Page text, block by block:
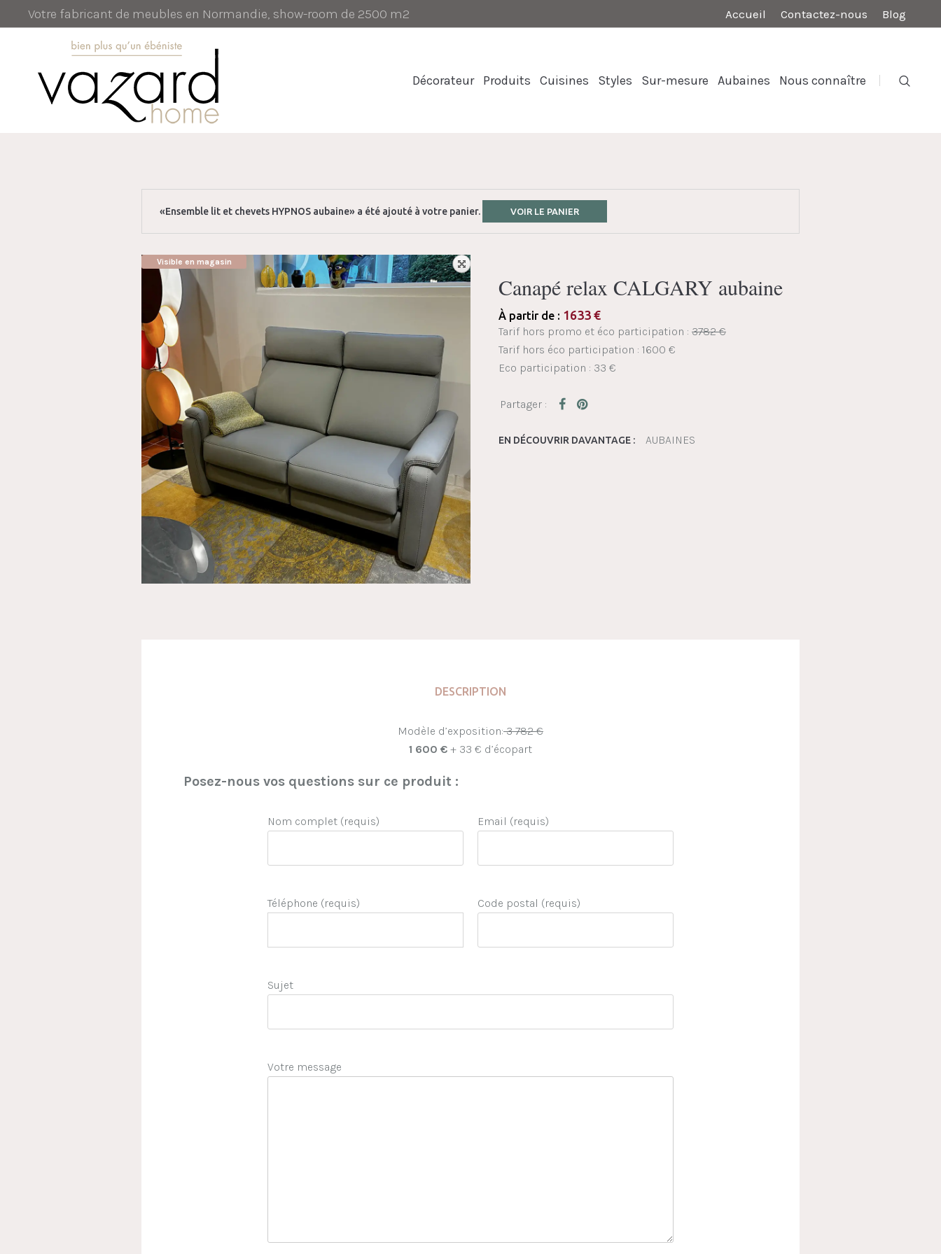
Accueil Contactez-nous Blog
Votre fabricant de meubles en Normandie, show-room de 2500 m2
Décorateur Produits Cuisines Styles Sur-mesure Aubaines Nous connaître
«Ensemble lit et chevets HYPNOS aubaine» a été ajouté à votre panier. VOIR LE PANIER
AUBAINE !
Visible en magasin
Canapé relax CALGARY aubaine
À partir de : 1633 €
Tarif hors promo et éco participation : 3782 €
Tarif hors éco participation : 1600 €
Eco participation : 33 €
EN DÉCOUVRIR DAVANTAGE : AUBAINES
DESCRIPTION
Modèle d’exposition:3 782 €
1 600 € + 33 € d’écopart
Posez-nous vos questions sur ce produit :
Nom complet (requis) Email (requis)
Téléphone (requis) Code postal (requis)
Sujet
Votre message